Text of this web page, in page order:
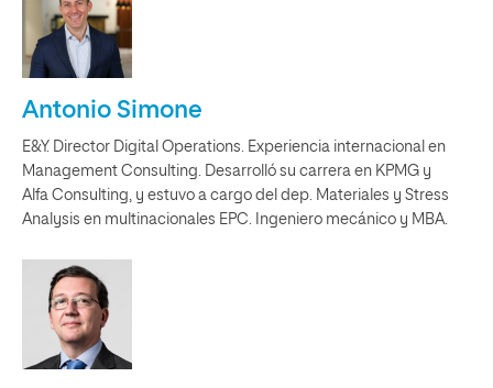
Antonio Simone
E&Y. Director Digital Operations. Experiencia internacional en
Management Consulting. Desarrolló su carrera en KPMG y
Alfa Consulting, y estuvo a cargo del dep. Materiales y Stress
Analysis en multinacionales EPC. Ingeniero mecánico y MBA.